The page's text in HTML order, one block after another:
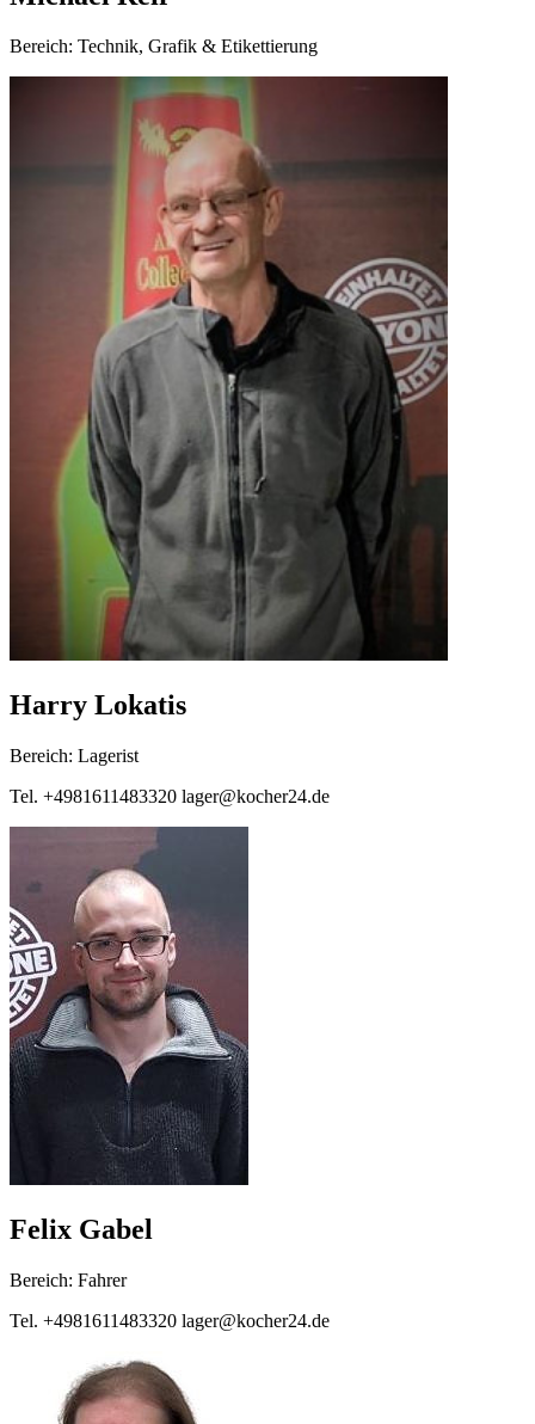
Bereich: Technik, Grafik & Etikettierung
Harry Lokatis
Bereich: Lagerist
Tel. +4981611483320 lager@kocher24.de
Felix Gabel
Bereich: Fahrer
Tel. +4981611483320 lager@kocher24.de